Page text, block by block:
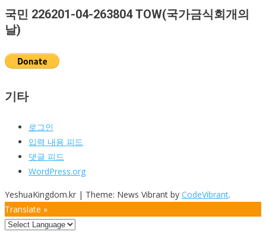
소
국민 226201-04-263804 TOW(국가금식회개의
날)
기타
로그인
입력 내용 피드
댓글 피드
WordPress.org
YeshuaKingdom.kr | Theme: News Vibrant by CodeVibrant.
Translate »